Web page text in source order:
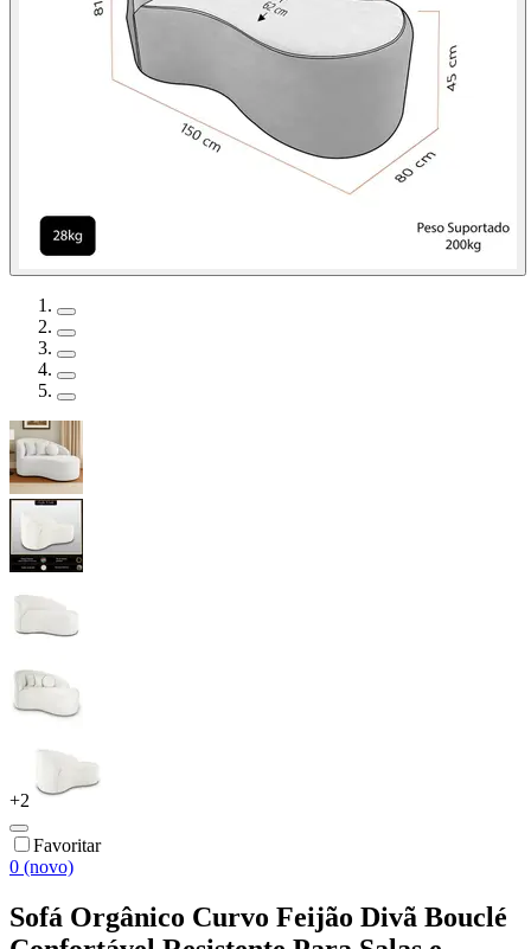
+2
Favoritar
0 (novo)
Sofá Orgânico Curvo Feijão Divã Bouclé